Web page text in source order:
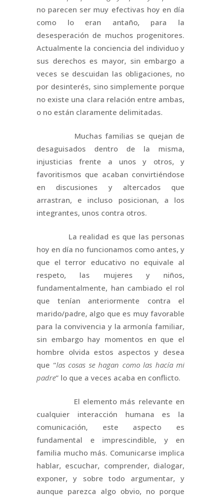
no parecen ser muy efectivas hoy en día
como lo eran antaño, para la
desesperación de muchos progenitores.
Actualmente la conciencia del individuo y
sus derechos es mayor, sin embargo a
veces se descuidan las obligaciones, no
por desinterés, sino simplemente porque
no existe una clara relación entre ambas,
o no están claramente delimitadas.
Muchas familias se quejan de
desaguisados dentro de la misma,
injusticias frente a unos y otros, y
favoritismos que acaban convirtiéndose
en discusiones y altercados que
arrastran, e incluso posicionan, a los
integrantes, unos contra otros.
La realidad es que las personas
hoy en día no funcionamos como antes, y
que el terror educativo no equivale al
respeto, las mujeres y niños,
fundamentalmente, han cambiado el rol
que tenían anteriormente contra el
marido/padre, algo que es muy favorable
para la convivencia y la armonía familiar,
sin embargo hay momentos en que el
hombre olvida estos aspectos y desea
que “las cosas se hagan como las hacía mi
padre” lo que a veces acaba en conflicto.
El elemento más relevante en
cualquier interacción humana es la
comunicación, este aspecto es
fundamental e imprescindible, y en
familia mucho más. Comunicarse implica
hablar, escuchar, comprender, dialogar,
exponer, y sobre todo argumentar, y
aunque parezca algo obvio, no porque